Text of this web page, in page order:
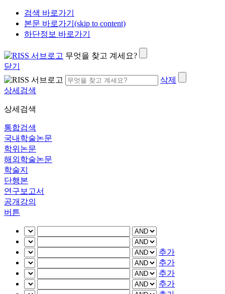
검색 바로가기
본문 바로가기(skip to content)
하단정보 바로가기
무엇을 찾고 계세요?
닫기
삭제
상세검색
상세검색
통합검색
국내학술논문
학위논문
해외학술논문
학술지
단행본
연구보고서
공개강의
버튼
추가
추가
추가
추가